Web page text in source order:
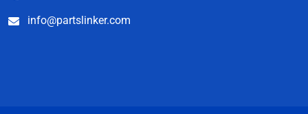
info@partslinker.com